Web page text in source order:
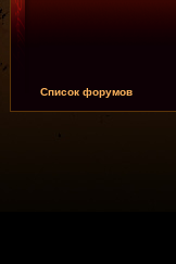
Список форумов